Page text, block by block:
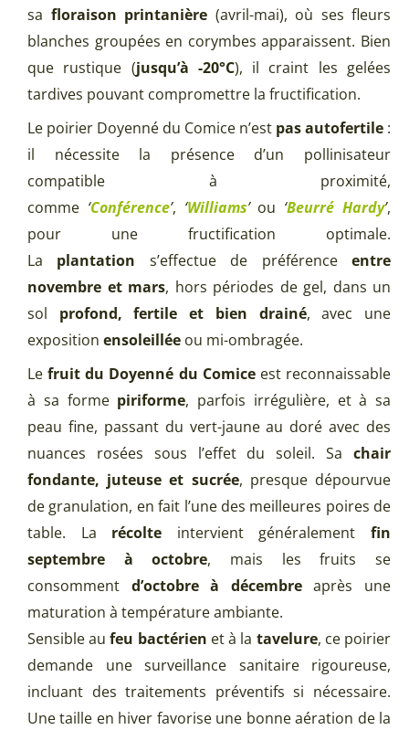
sa floraison printanière (avril-mai), où ses fleurs
blanches groupées en corymbes apparaissent. Bien
que rustique (jusqu’à -20°C), il craint les gelées
tardives pouvant compromettre la fructification.
Le poirier Doyenné du Comice n’est pas autofertile :
il nécessite la présence d’un pollinisateur
compatible à proximité,
comme ‘Conférence’, ‘Williams’ou ‘Beurré Hardy’,
pour une fructification optimale.
La plantation s’effectue de préférenceentre
novembre et mars, hors périodes de gel, dans un
sol profond, fertile et bien drainé, avec une
exposition ensoleillée ou mi-ombragée.
Lefruit du Doyenné du Comiceest reconnaissable
à sa forme piriforme, parfois irrégulière, et à sa
peau fine, passant du vert-jaune au doré avec des
nuances rosées sous l’effet du soleil. Sa chair
fondante, juteuse et sucrée, presque dépourvue
de granulation, en fait l’une des meilleures poires de
table. La récolte intervient généralementfin
septembre à octobre, mais les fruits se
consomment d’octobre à décembreaprès une
maturation à température ambiante.
Sensible aufeu bactérien et à la tavelure, ce poirier
demande une surveillance sanitaire rigoureuse,
incluant des traitements préventifs si nécessaire.
Une taille en hiver favorise une bonne aération de la